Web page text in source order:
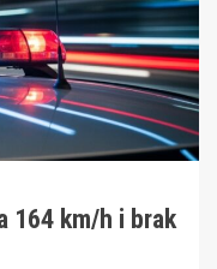
164 km/h i brak